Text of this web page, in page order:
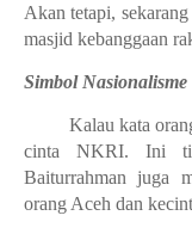
Akan tetapi,
masjid kebanggaan
Simbol Nasionalisme
Kalau kata
cinta NKRI. Ini
Baiturrahman juga
orang Aceh dan